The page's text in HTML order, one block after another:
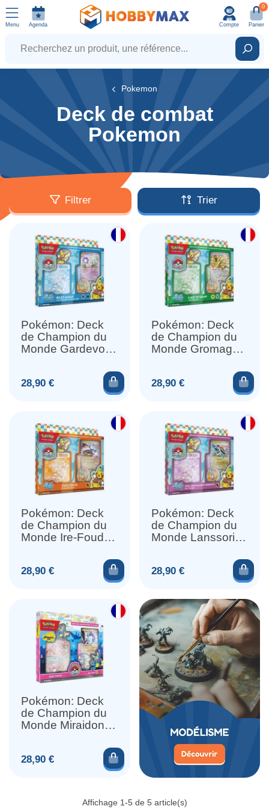
Menu Agenda Compte
0
Panier
Recherchez un produit, une référence...
Pokemon
Deck de combat
Pokemon
Filtrer Trier
Pokémon: Deck
de Champion du
Monde Gardevoir
Prix
28,90 € Ajouter au panier
Pokémon: Deck
de Champion du
Monde Gromago
Prix
28,90 €
Pokémon: Deck
de Champion du
Monde Ire-Foudre
Prix
28,90 € Ajouter au panier
Pokémon: Deck
de Champion du
Monde Lanssorien
Prix
28,90 €
Pokémon: Deck
de Champion du
Monde Miraidon
Prix
28,90 € Ajouter au panier
Affichage 1-5 de 5 article(s)